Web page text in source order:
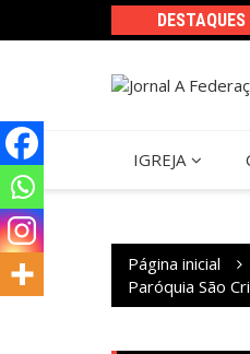
DESTAQUES
IGREJA
Página inicial
Paróquia São